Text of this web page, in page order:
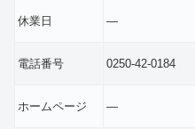
休業日 ―
電話番号 0250-42-0184
ホームページ ―